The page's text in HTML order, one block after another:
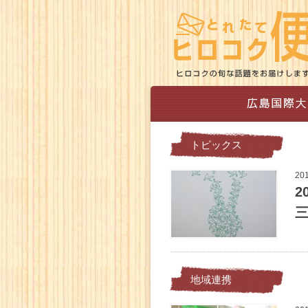
トピックス
地域連携